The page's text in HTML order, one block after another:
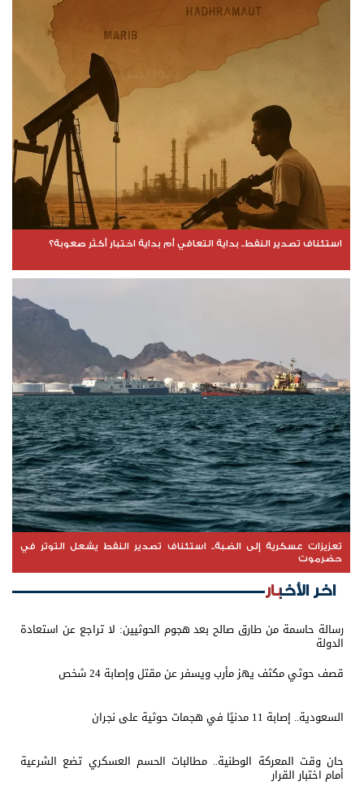
استئناف تصدير النفط.. بداية التعافي أم بداية اختبار أكثر صعوبة؟
تعزيزات عسكرية إلى الضبة.. استئناف تصدير النفط يشعل التوتر في
حضرموت
اخر الأخبار
رسالة حاسمة من طارق صالح بعد هجوم الحوثيين: لا تراجع عن استعادة
الدولة
قصف حوثي مكثف يهز مأرب ويسفر عن مقتل وإصابة 24 شخص
السعودية.. إصابة 11 مدنيًا في هجمات حوثية على نجران
حان وقت المعركة الوطنية.. مطالبات الحسم العسكري تضع الشرعية
أمام اختبار القرار